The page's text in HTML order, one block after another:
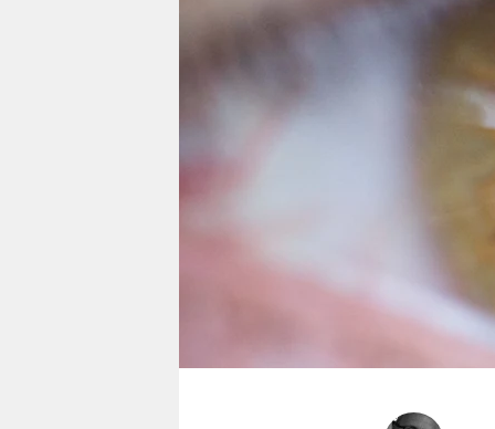
wahrheit
unterstützen
genossenschaft